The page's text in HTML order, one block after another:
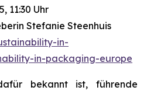
11:30 Uhr
Stefanie Steenhuis
in-
in-packaging-europe
bekannt ist, führende